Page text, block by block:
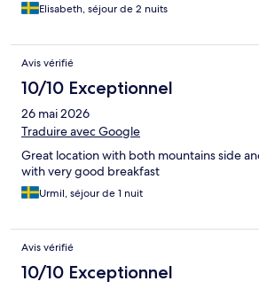
Elisabeth, séjour de 2 nuits
Avis vérifié
10/10 Exceptionnel
26 mai 2026
Traduire avec Google
Great location with both mountains side
with very good breakfast
Urmil, séjour de 1 nuit
Avis vérifié
10/10 Exceptionnel